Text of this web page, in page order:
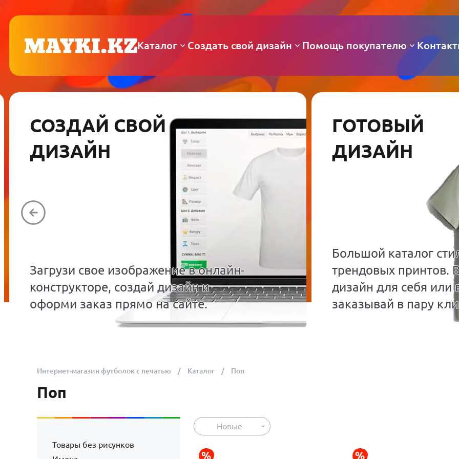
Каталог Создать свой дизайн Помощь покупателю
СОЗДАЙ СВОЙ
ДИЗАЙН
Загрузи свое изображение в онлайн-
конструкторе, создай дизайн и
оформи заказ прямо на сайте.
ГОТОВЫЙ
ДИЗАЙН
Большой каталог
трендовых принтов.
дизайн для себя или
заказывай в пару
Интернет-магазин футболок с печатью Каталог Поп
Поп
Товары без рисунков
Новые